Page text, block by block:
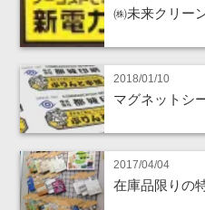
㈱未来クリー
2018/01/10
マグネットシ
2017/04/04
在庫品限りの